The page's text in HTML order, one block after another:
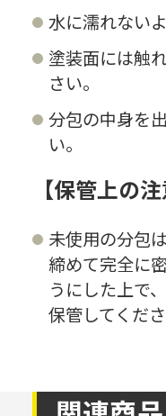
水に濡れない
塗装面には触
さい。
分包の中身を
い。
【保管上の注
未使用の分包
締めて完全に
うにした上で
保管してくださ